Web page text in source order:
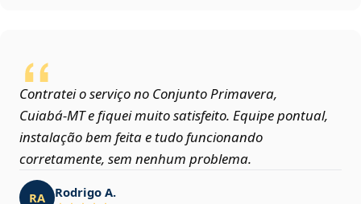
Contratei o serviço no Conjunto Primavera,
Cuiabá‑MT e fiquei muito satisfeito. Equipe pontual,
instalação bem feita e tudo funcionando
corretamente, sem nenhum problema.
RA Rodrigo A.